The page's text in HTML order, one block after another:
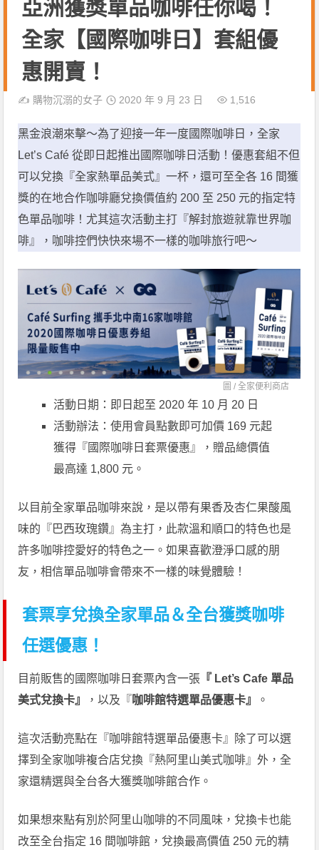
亞洲獲獎單品咖啡任你喝！
全家【國際咖啡日】套組優
惠開賣！
✍️ 購物沉溺的女子 2020 年 9 月 23 日 1,516
黑金浪潮來擊～為了迎接一年一度國際咖啡日，全家
Let’s Café 從即日起推出國際咖啡日活動！優惠套組不但
可以兌換『全家熱單品美式』一杯，還可至全各 16 間獲
獎的在地合作咖啡廳兌換價值約 200 至 250 元的指定特
色單品咖啡！尤其這次活動主打『解封旅遊就靠世界咖
啡』，咖啡控們快快來場不一樣的咖啡旅行吧～
圖 /全家便利商店
活動日期：即日起至 2020 年 10 月 20 日
活動辦法：使用會員點數即可加價 169 元起
獲得『國際咖啡日套票優惠』，贈品總價值
最高達 1,800 元。
以目前全家單品咖啡來說，是以帶有果香及杏仁果酸風
味的『巴西玫瑰鑽』為主打，此款溫和順口的特色也是
許多咖啡控愛好的特色之一。如果喜歡澄淨口感的朋
友，相信單品咖啡會帶來不一樣的味覺體驗！
套票享兌換全家單品＆全台獲獎咖啡
任選優惠！
目前販售的國際咖啡日套票內含一張 『 Let’s Cafe 單品
美式兌換卡』
，以及『咖啡館特選單品優惠卡』 。
這次活動亮點在『咖啡館特選單品優惠卡』除了可以選
擇到全家咖啡複合店兌換『熱阿里山美式咖啡』外，全
家還精選與全台各大獲獎咖啡館合作。
如果想來點有別於阿里山咖啡的不同風味，兌換卡也能
改至全台指定 16 間咖啡館，兌換最高價值 250 元的精